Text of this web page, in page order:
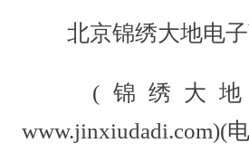
北京锦绣大地电子
(锦绣大地
www.jinxiudadi.com)(